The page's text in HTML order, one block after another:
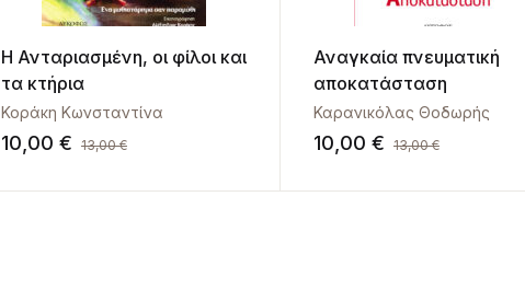
Η Ανταριασμένη, οι φίλοι και
τα κτήρια
Κοράκη Κωνσταντίνα
10,00 € 13,00€
Αναγκαία πνευματική
αποκατάσταση
Καρανικόλας Θοδωρής
10,00 € 13,00€